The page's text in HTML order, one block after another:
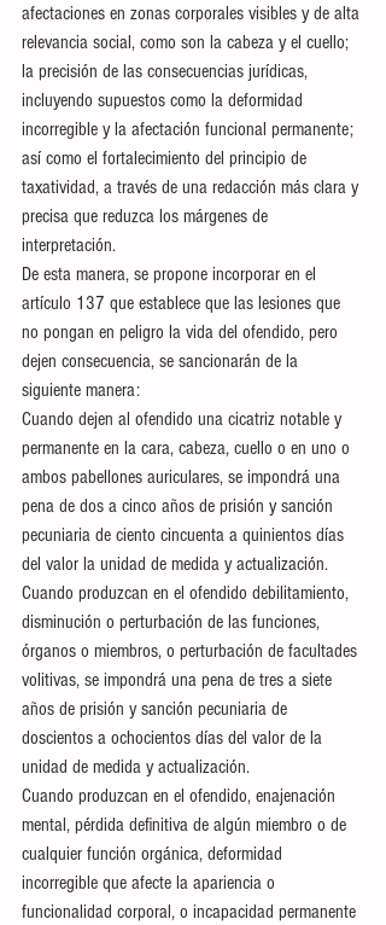
afectaciones en zonas corporales visibles y de alta
relevancia social, como son la cabeza y el cuello;
la precisión de las consecuencias jurídicas,
incluyendo supuestos como la deformidad
incorregible y la afectación funcional permanente;
así como el fortalecimiento del principio de
taxatividad, a través de una redacción más clara y
precisa que reduzca los márgenes de
interpretación.
De esta manera, se propone incorporar en el
artículo 137 que establece que las lesiones que
no pongan en peligro la vida del ofendido, pero
dejen consecuencia, se sancionarán de la
siguiente manera:
Cuando dejen al ofendido una cicatriz notable y
permanente en la cara, cabeza, cuello o en uno o
ambos pabellones auriculares, se impondrá una
pena de dos a cinco años de prisión y sanción
pecuniaria de ciento cincuenta a quinientos días
del valor la unidad de medida y actualización.
Cuando produzcan en el ofendido debilitamiento,
disminución o perturbación de las funciones,
órganos o miembros, o perturbación de facultades
volitivas, se impondrá una pena de tres a siete
años de prisión y sanción pecuniaria de
doscientos a ochocientos días del valor de la
unidad de medida y actualización.
Cuando produzcan en el ofendido, enajenación
mental, pérdida definitiva de algún miembro o de
cualquier función orgánica, deformidad
incorregible que afecte la apariencia o
funcionalidad corporal, o incapacidad permanente